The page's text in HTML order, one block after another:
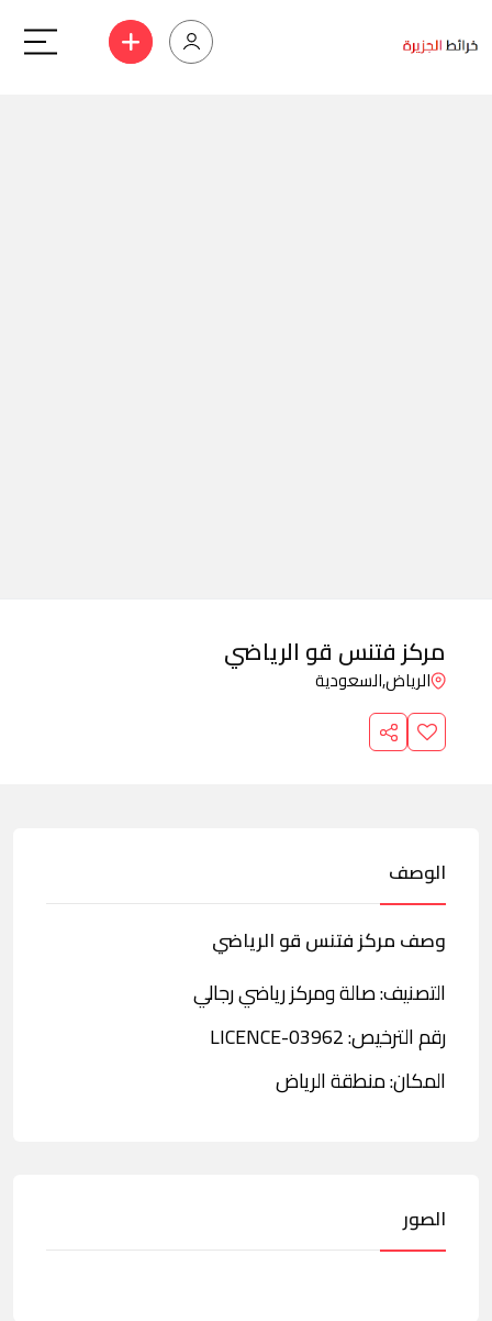
مركز فتنس قو الرياضي
الرياض,السعودية
الوصف
وصف مركز فتنس قو الرياضي
التصنيف: صالة ومركز رياضي رجالي
رقم الترخيص: LICENCE-03962
المكان: منطقة الرياض
الصور